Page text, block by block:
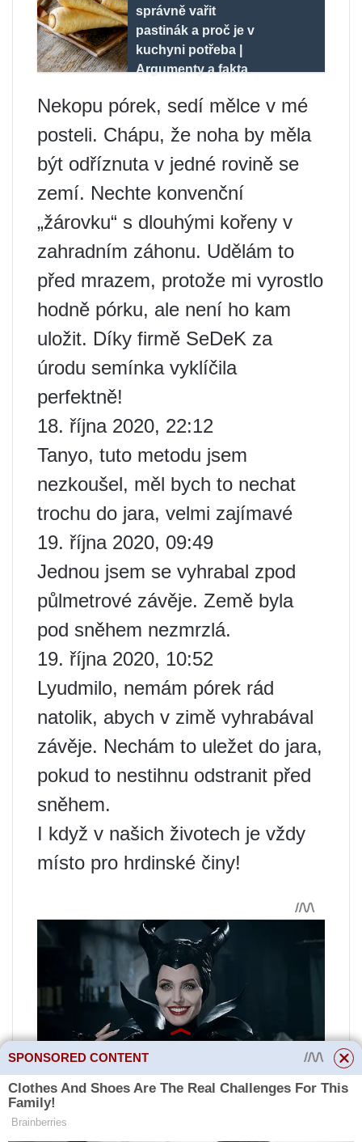
správně vařit
pastinák a proč je v
kuchyni potřeba |
Argumenty a fakta
Nekopu pórek, sedí mělce v mé
posteli. Chápu, že noha by měla
být odříznuta v jedné rovině se
zemí. Nechte konvenční
„žárovku“ s dlouhými kořeny v
zahradním záhonu. Udělám to
před mrazem, protože mi vyrostlo
hodně pórku, ale není ho kam
uložit. Díky firmě SeDeK za
úrodu semínka vyklíčila
perfektně!
18. října 2020, 22:12
Tanyo, tuto metodu jsem
nezkoušel, měl bych to nechat
trochu do jara, velmi zajímavé
19. října 2020, 09:49
Jednou jsem se vyhrabal zpod
půlmetrové závěje. Země byla
pod sněhem nezmrzlá.
19. října 2020, 10:52
Lyudmilo, nemám pórek rád
natolik, abych v zimě vyhrabával
závěje. Nechám to uležet do jara,
pokud to nestihnu odstranit před
sněhem.
I když v našich životech je vždy
místo pro hrdinské činy!
SPONSORED CONTENT